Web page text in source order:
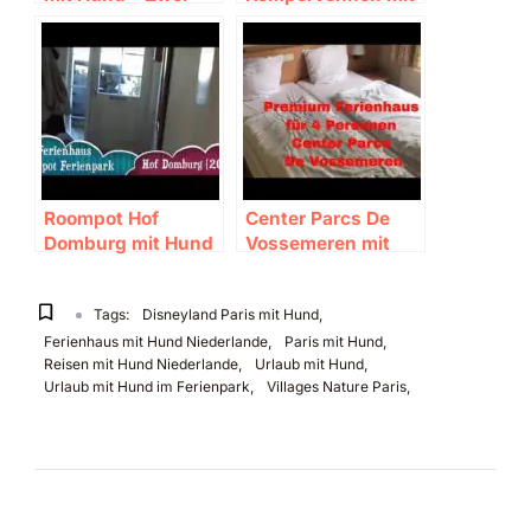
Ferienhäuser im
Test 🐶
Hund – VIP-Haus
464 im Test 🐶
Roompot Hof
Domburg mit Hund
Center Parcs De
Vossemeren mit
🐶
Tags:
Disneyland Paris mit Hund
Ferienhaus mit Hund Niederlande
Paris mit Hund
Reisen mit Hund Niederlande
Urlaub mit Hund
Urlaub mit Hund im Ferienpark
Villages Nature Paris